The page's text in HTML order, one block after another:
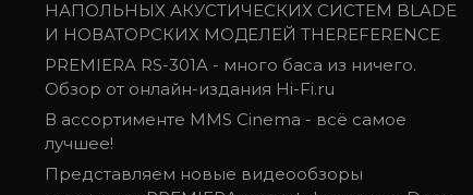
НАПОЛЬНЫХ АКУСТИЧЕСКИХ СИСТЕМ BLADE
И НОВАТОРСКИХ МОДЕЛЕЙ THEREFERENCE
PREMIERA RS-301A - много баса из ничего.
Обзор от онлайн-издания Hi-Fi.ru
В ассортименте MMS Cinema - всё самое
лучшее!
Представляем новые видеообзоры